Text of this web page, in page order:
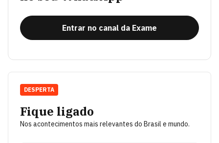
Entrar no canal da Exame
Fique ligado
Nos acontecimentos mais relevantes do Brasil e mundo.
DESPERTA